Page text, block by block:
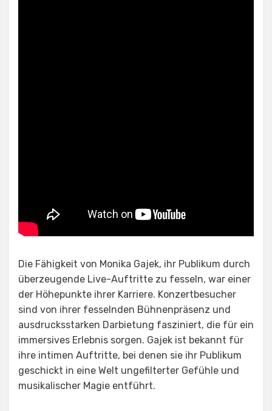
Die Fähigkeit von Monika Gajek, ihr Publikum durch
überzeugende Live-Auftritte zu fesseln, war einer
der Höhepunkte ihrer Karriere. Konzertbesucher
sind von ihrer fesselnden Bühnenpräsenz und
ausdrucksstarken Darbietung fasziniert, die für ein
immersives Erlebnis sorgen. Gajek ist bekannt für
ihre intimen Auftritte, bei denen sie ihr Publikum
geschickt in eine Welt ungefilterter Gefühle und
musikalischer Magie entführt.